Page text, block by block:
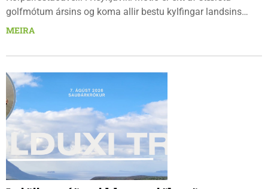
golfmótum ársins og koma allir bestu kylfingar landsins
saman til að sýna hæfileika sína. Golfklúbbur Skagafjarðar
Dagbjörtu Sísí Einarsdóttur, sem er nýkrýndur klúbbmeistari
MEIRA